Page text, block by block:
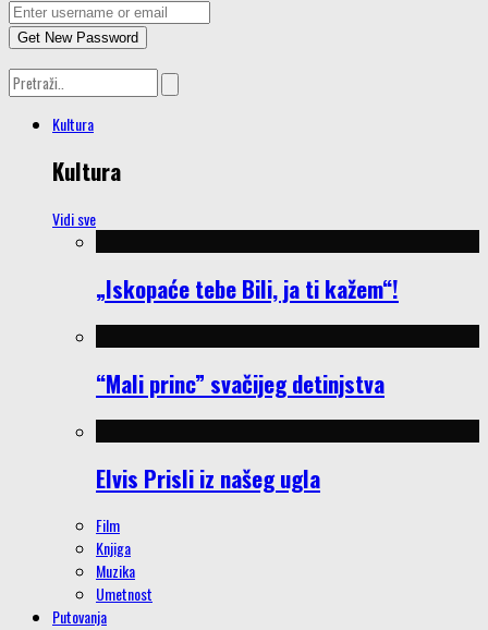
Kultura
Kultura
Vidi sve
„Iskopaće tebe Bili, ja ti kažem“!
“Mali princ” svačijeg detinjstva
Elvis Prisli iz našeg ugla
Film
Knjiga
Muzika
Umetnost
Putovanja